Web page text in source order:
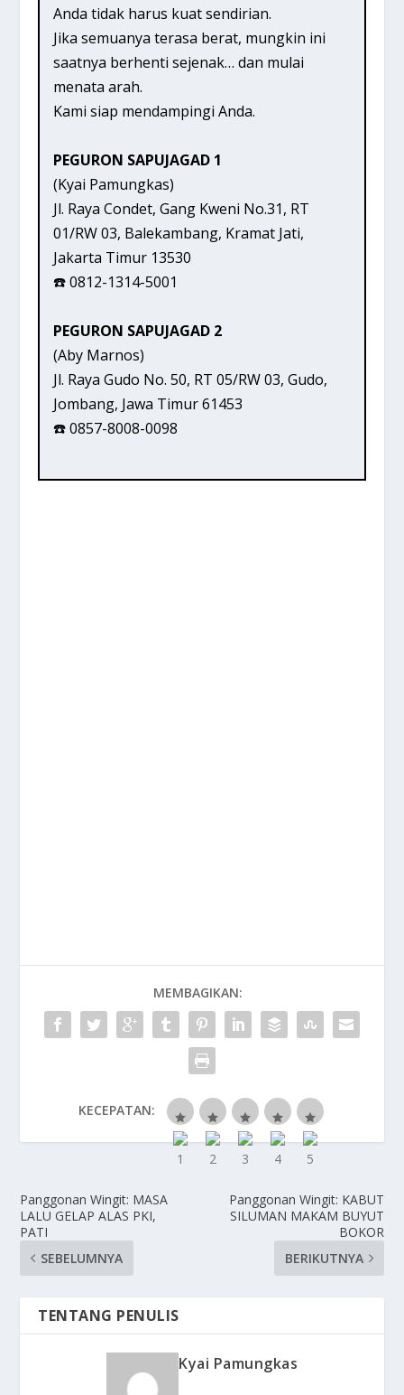
Anda tidak harus kuat sendirian.
Jika semuanya terasa berat, mungkin ini
saatnya berhenti sejenak… dan mulai
menata arah.
Kami siap mendampingi Anda.
PEGURON SAPUJAGAD 1
(Kyai Pamungkas)
Jl. Raya Condet, Gang Kweni No.31, RT
01/RW 03, Balekambang, Kramat Jati,
Jakarta Timur 13530
☎️ 0812-1314-5001
PEGURON SAPUJAGAD 2
(Aby Marnos)
Jl. Raya Gudo No. 50, RT 05/RW 03, Gudo,
Jombang, Jawa Timur 61453
☎️ 0857-8008-0098
MEMBAGIKAN:
KECEPATAN:
Panggonan Wingit: MASA
LALU GELAP ALAS PKI,
PATI
SEBELUMNYA
Panggonan Wingit: KABUT
SILUMAN MAKAM BUYUT
BOKOR
BERIKUTNYA
TENTANG PENULIS
Kyai Pamungkas